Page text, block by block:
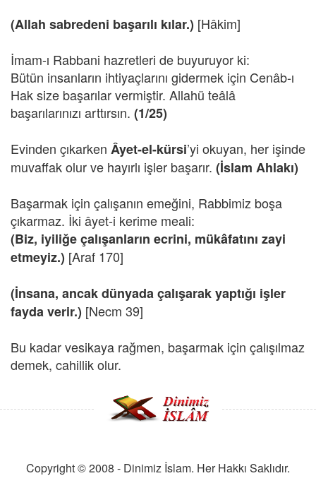
(Allah sabredeni başarılı kılar.) [Hâkim]
İmam-ı Rabbani hazretleri de buyuruyor ki:
Bütün insanların ihtiyaçlarını gidermek için Cenâb-ı
Hak size başarılar vermiştir. Allahü teâlâ
başarılarınızı arttırsın. (1/25)
Evinden çıkarken Âyet-el-kürsi’yi okuyan, her işinde
muvaffak olur ve hayırlı işler başarır. (İslam Ahlakı)
Başarmak için çalışanın emeğini, Rabbimiz boşa
çıkarmaz. İki âyet-i kerime meali:
(Biz, iyiliğe çalışanların ecrini, mükâfatını zayi
etmeyiz.) [Araf 170]
(İnsana, ancak dünyada çalışarak yaptığı işler
fayda verir.) [Necm 39]
Bu kadar vesikaya rağmen, başarmak için çalışılmaz
demek, cahillik olur.
Copyright © 2008 - Dinimiz İslam. Her Hakkı Saklıdır.